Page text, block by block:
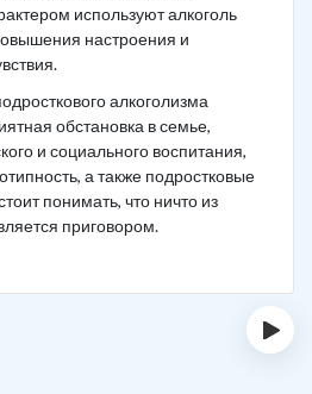
используют алкоголь
настроения и
алкоголизма
обстановка в семье,
и социального воспитания,
а также подростковые
понимать, что ничто из
приговором.
›